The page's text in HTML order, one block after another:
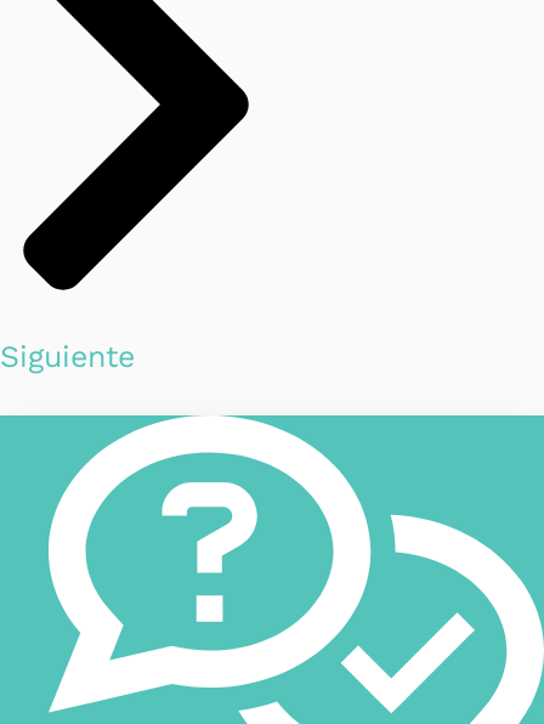
Siguiente